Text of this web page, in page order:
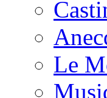
Le